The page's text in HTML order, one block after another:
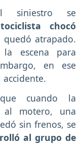
siniestro se
chocó
quedó atrapado.
escena para
en ese
cuando la
al motero, una
sin frenos, se
al grupo de